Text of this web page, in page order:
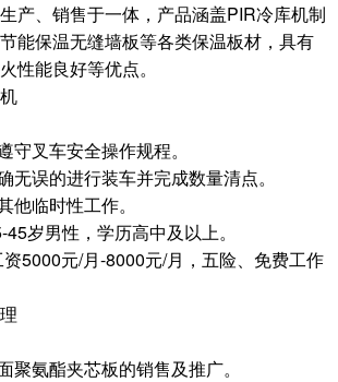
产、销售于一体，产品涵盖PIR冷库机制
能保温无缝墙板等各类保温板材，具有
性能良好等优点。
守叉车安全操作规程。
无误的进行装车并完成数量清点。
他临时性工作。
岁男性，学历高中及以上。
5000元/月-8000元/月，五险、免费工作
聚氨酯夹芯板的销售及推广。